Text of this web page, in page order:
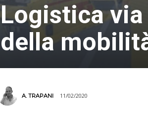
Logistica
della
A. TRAPANI 11/02/2020